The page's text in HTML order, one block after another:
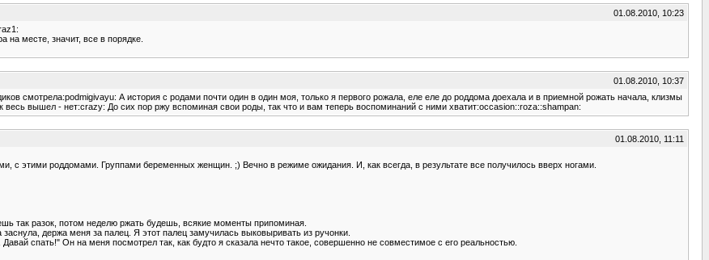
01.08.2010, 10:23
месте, значит, все в порядке.
01.08.2010, 10:37
смотрела:podmigivayu: А история с родами почти один в один моя, только я первого рожала, еле еле до роддома доехала и в приемной рожать начала, клизмы
весь вышел - нет:crazy: До сих пор ржу вспоминая свои роды, так что и вам теперь воспоминаний с ними хватит:occasion::roza::shampan:
01.08.2010, 11:11
с этими роддомами. Группами беременных женщин. ;) Вечно в режиме ожидания. И, как всегда, в результате все получилось вверх ногами.
так разок, потом неделю ржать будешь, всякие моменты припоминая.
держа меня за палец. Я этот палец замучилась выковыривать из ручонки.
спать!" Он на меня посмотрел так, как будто я сказала нечто такое, совершенно не совместимое с его реальностью.